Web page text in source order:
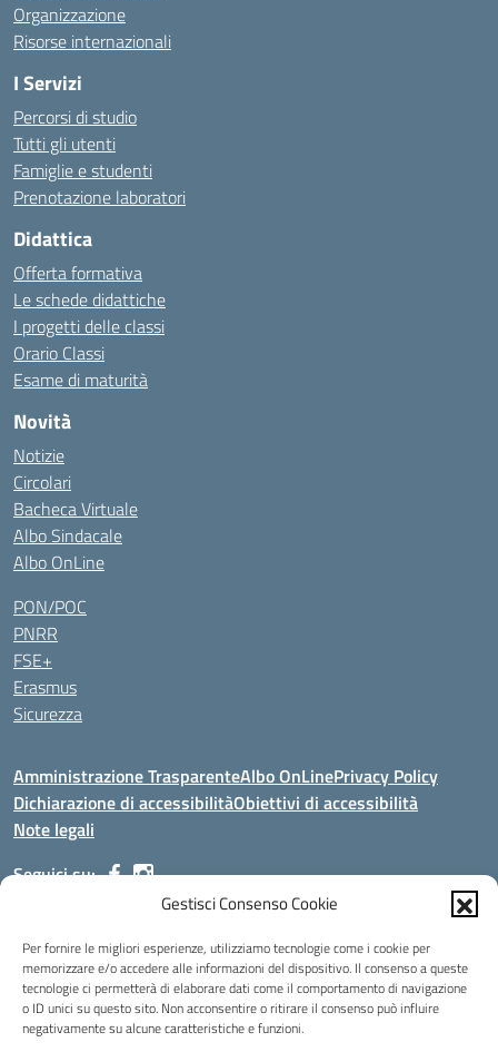
Gestisci Consenso Cookie
Per fornire le migliori esperienze, utilizziamo tecnologie come i cookie per
memorizzare e/o accedere alle informazioni del dispositivo. Il consenso a queste
tecnologie ci permetterà di elaborare dati come il comportamento di navigazione
o ID unici su questo sito. Non acconsentire o ritirare il consenso può influire
negativamente su alcune caratteristiche e funzioni.
Organizzazione
Risorse internazionali
I Servizi
Percorsi di studio
Tutti gli utenti
Famiglie e studenti
Prenotazione laboratori
Didattica
Offerta formativa
Le schede didattiche
I progetti delle classi
Orario Classi
Esame di maturità
Novità
Notizie
Circolari
Bacheca Virtuale
Albo Sindacale
Albo OnLine
PON/POC
PNRR
FSE+
Erasmus
Sicurezza
Amministrazione TrasparenteAlbo OnLinePrivacy Policy
Dichiarazione di accessibilitàObiettivi di accessibilità
Note legali
Seguici su:
Indirizzo:Via Malagrida, 3 - 22017 Menaggio (CO)
Centralino:+39 0344.32.539 Email:cois00100g@istruzione.it
Posta elettronica certificata (PEC):cois00100g@pec.istruzione.it
Codice fiscale: 84004690131